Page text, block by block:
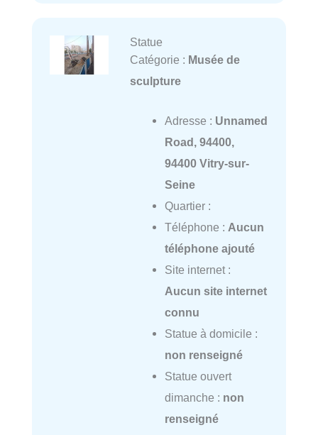
Statue
Catégorie : Musée de
sculpture
Adresse : Unnamed
Road, 94400,
94400 Vitry-sur-
Seine
Quartier :
Téléphone : Aucun
téléphone ajouté
Site internet :
Aucun site internet
connu
Statue à domicile :
non renseigné
Statue ouvert
dimanche : non
renseigné